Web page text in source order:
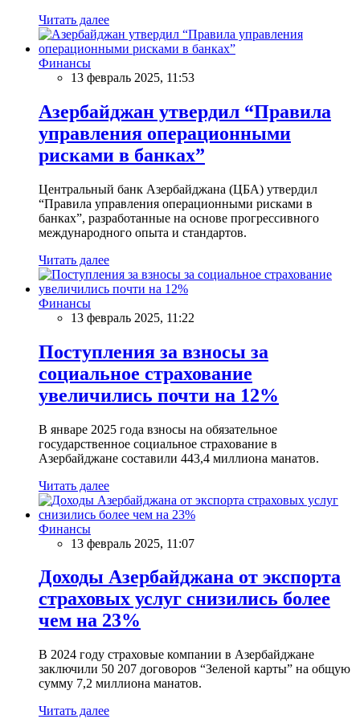
Читать далее
Финансы
13 февраль 2025, 11:53
Азербайджан утвердил “Правила
управления операционными
рисками в банках”
Центральный банк Азербайджана (ЦБА) утвердил
“Правила управления операционными рисками в
банках”, разработанные на основе прогрессивного
международного опыта и стандартов.
Читать далее
Финансы
13 февраль 2025, 11:22
Поступления за взносы за
социальное страхование
увеличились почти на 12%
В январе 2025 года взносы на обязательное
государственное социальное страхование в
Азербайджане составили 443,4 миллиона манатов.
Читать далее
Финансы
13 февраль 2025, 11:07
Доходы Азербайджана от экспорта
страховых услуг снизились более
чем на 23%
В 2024 году страховые компании в Азербайджане
заключили 50 207 договоров “Зеленой карты” на общую
сумму 7,2 миллиона манатов.
Читать далее